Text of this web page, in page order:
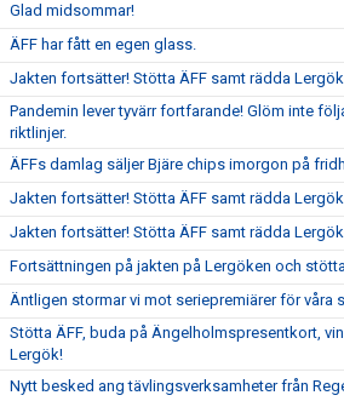
Glad midsommar!
ÄFF har fått en egen glass.
Jakten fortsätter! Stötta ÄFF samt rädda
Pandemin lever tyvärr fortfarande! Glöm inte
riktlinjer.
ÄFFs damlag säljer Bjäre chips imorgon på
Jakten fortsätter! Stötta ÄFF samt rädda
Jakten fortsätter! Stötta ÄFF samt rädda
Fortsättningen på jakten på Lergöken och
Äntligen stormar vi mot seriepremiärer för våra
Stötta ÄFF, buda på Ängelholmspresentkort,
Lergök!
Nytt besked ang tävlingsverksamheter från